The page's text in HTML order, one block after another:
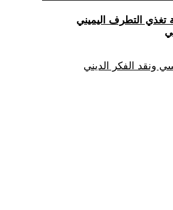
تغذي التطرف اليميني
ونقد الفكر الديني